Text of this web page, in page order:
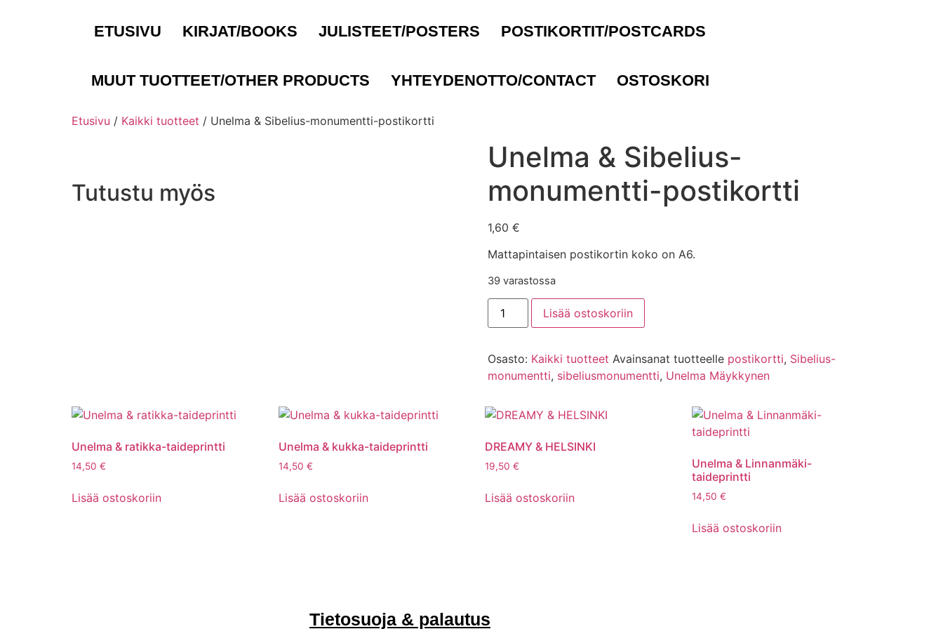
ETUSIVU KIRJAT/BOOKS JULISTEET/POSTERS POSTIKORTIT/POSTCARDS
MUUT TUOTTEET/OTHER PRODUCTS YHTEYDENOTTO/CONTACT OSTOSKORI
Etusivu / Kaikki tuotteet / Unelma & Sibelius-monumentti-postikortti
Unelma & Sibelius-
monumentti-postikortti
1,60 €
Mattapintaisen postikortin koko on A6.
39 varastossa
Lisää ostoskoriin
Osasto: Kaikki tuotteet Avainsanat tuotteelle postikortti, Sibelius-
monumentti, sibeliusmonumentti, Unelma Mäykkynen
Tutustu myös
Unelma & ratikka-taideprintti
14,50 €
Lisää ostoskoriin
Unelma & kukka-taideprintti
14,50 €
Lisää ostoskoriin
DREAMY & HELSINKI
19,50€
Lisää ostoskoriin
Unelma & Linnanmäki-
taideprintti
14,50€
Lisää ostoskoriin
Tietosuoja & palautus